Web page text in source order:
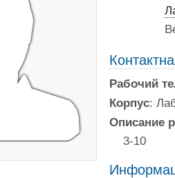
Рабочий
Корпус:
Описание
3-10